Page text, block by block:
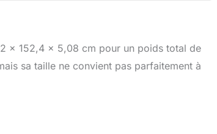
x 152,4 x 5,08 cm pour un poids total de
sa taille ne convient pas parfaitement à